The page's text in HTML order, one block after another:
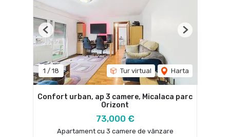
1 / 18 Tur virtual Harta
Previous Next
Confort urban, ap 3 camere, Micalaca parc
Orizont
73,000 €
Apartament cu 3 camere de vânzare